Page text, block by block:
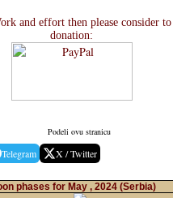
and effort then please consider
donation:
Podeli ovu stranicu
Telegram X / Twitter
phases for May , 2024 (Serbia)